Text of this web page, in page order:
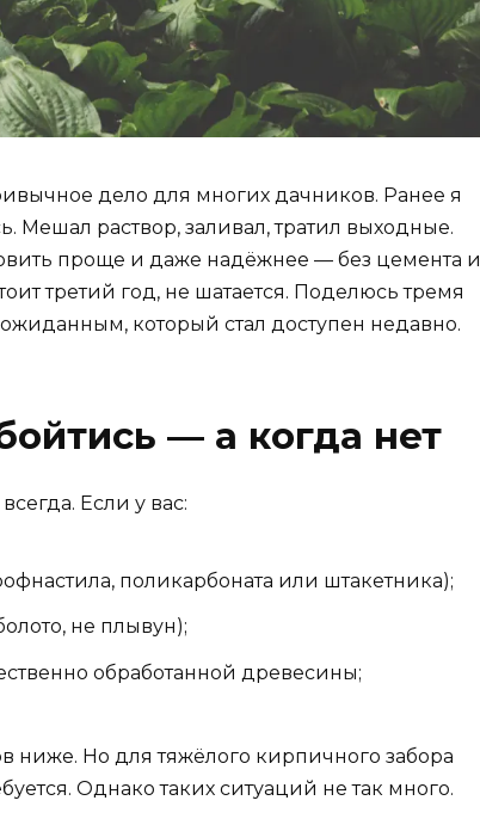
дело для многих дачников. Ранее я
Мешал раствор, заливал, тратил выходные.
проще и даже надёжнее — без цемента и
третий год, не шатается. Поделюсь тремя
который стал доступен недавно.
— а когда нет
Если у вас:
поликарбоната или штакетника);
не плывун);
обработанной древесины;
ниже. Но для тяжёлого кирпичного забора
Однако таких ситуаций не так много.